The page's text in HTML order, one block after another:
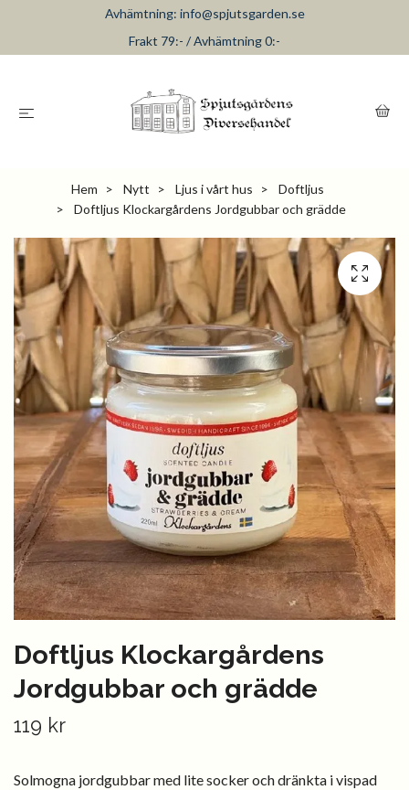
Avhämtning: info@spjutsgarden.se
Frakt 79:- / Avhämtning 0:-
Hem Nytt Ljus i vårt hus
Doftljus
Doftljus Klockargårdens Jordgubbar och grädde
Doftljus Klockargårdens
Jordgubbar och grädde
119 kr
Solmogna jordgubbar med lite socker och dränkta i vispad